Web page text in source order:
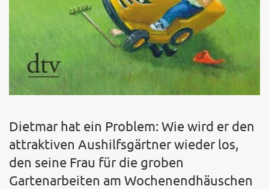
Dietmar hat ein Problem: Wie wird er den
attraktiven Aushilfsgärtner wieder los,
den seine Frau für die groben
Gartenarbeiten am Wochenendhäuschen